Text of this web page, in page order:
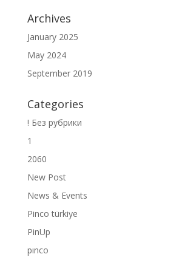
Archives
January 2025
May 2024
September 2019
Categories
! Без рубрики
1
2060
New Post
News & Events
Pinco türkiye
PinUp
pınco